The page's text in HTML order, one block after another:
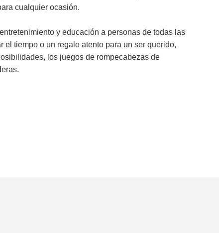
cualquier ocasión.
y educación a personas de todas las
tiempo o un regalo atento para un ser querido,
los juegos de rompecabezas de